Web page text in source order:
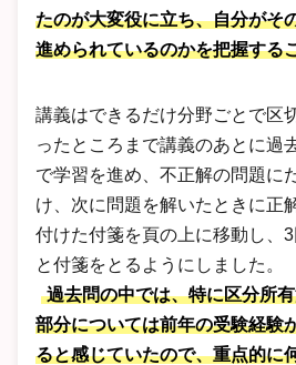
たのが大変役に立ち、自分がそ
進められているのかを把握する
講義はできるだけ分野ごとで区
ったところまで講義のあとに過
で学習を進め、不正解の問題に
け、次に問題を解いたときに正
付けた付箋を頁の上に移動し、
と付箋をとるようにしました。
過去問の中では、特に区分所
部分については前年の受験経験
ると感じていたので、重点的に